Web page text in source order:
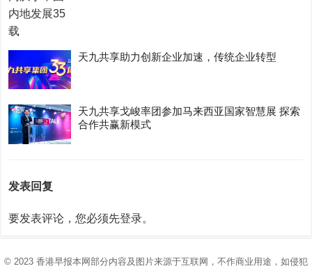
天九共享助力创新企业加速，传统企业转型
天九共享戈峻率团参加马来西亚国家智慧展 探索
合作共赢新模式
发表回复
要发表评论，您必须先登录。
© 2023 香港早报本网部分内容及图片来源于互联网，不作商业用途，如侵犯